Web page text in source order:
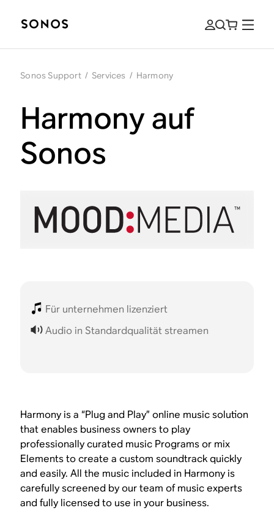
Sonos Support / Services / Harmony
Harmony auf
Sonos
Für unternehmen lizenziert
Audio in Standardqualität streamen
Harmony is a “Plug and Play” online music solution
that enables business owners to play
professionally curated music Programs or mix
Elements to create a custom soundtrack quickly
and easily. All the music included in Harmony is
carefully screened by our team of music experts
and fully licensed to use in your business.